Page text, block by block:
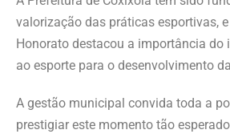
valorização das práticas esportivas,
Honorato destacou a importância do
ao esporte para o desenvolvimento
A gestão municipal convida toda a
prestigiar este momento tão